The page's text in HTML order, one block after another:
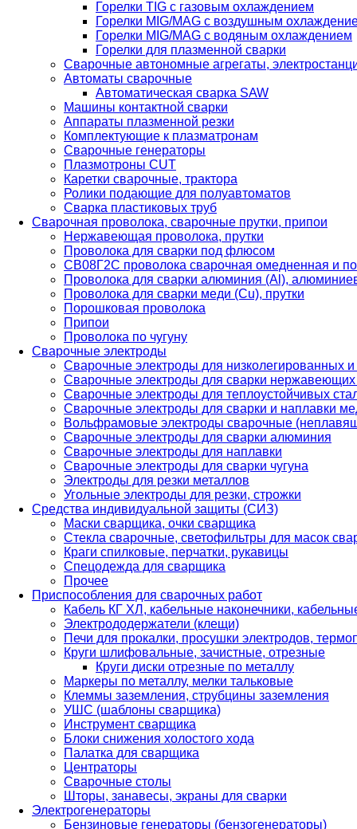
Горелки TIG с газовым охлаждением
Горелки MIG/MAG с воздушным
Горелки MIG/MAG с водяным охлаждением
Горелки для плазменной сварки
Сварочные автономные агрегаты,
Автоматы сварочные
Автоматическая сварка SAW
Машины контактной сварки
Аппараты плазменной резки
Комплектующие к плазматронам
Сварочные генераторы
Плазмотроны CUT
Каретки сварочные, трактора
Ролики подающие для полуавтоматов
Сварка пластиковых труб
Сварочная проволока, сварочные прутки, припои
Нержавеющая проволока, прутки
Проволока для сварки под флюсом
СВ08Г2С проволока сварочная омедненная и
Проволока для сварки алюминия (Al),
Проволока для сварки меди (Cu), прутки
Порошковая проволока
Припои
Проволока по чугуну
Сварочные электроды
Сварочные электроды для низколегированных и
Сварочные электроды для сварки
Сварочные электроды для теплоустойчивых
Сварочные электроды для сварки и наплавки
Вольфрамовые электроды сварочные
Сварочные электроды для сварки алюминия
Сварочные электроды для наплавки
Сварочные электроды для сварки чугуна
Электроды для резки металлов
Угольные электроды для резки, строжки
Средства индивидуальной защиты (СИЗ)
Маски сварщика, очки сварщика
Стекла сварочные, светофильтры для масок
Краги спилковые, перчатки, рукавицы
Спецодежда для сварщика
Прочее
Приспособления для сварочных работ
Кабель КГ ХЛ, кабельные наконечники,
Электрододержатели (клещи)
Печи для прокалки, просушки электродов,
Круги шлифовальные, зачистные, отрезные
Круги диски отрезные по металлу
Маркеры по металлу, мелки тальковые
Клеммы заземления, струбцины заземления
УШС (шаблоны сварщика)
Инструмент сварщика
Блоки снижения холостого хода
Палатка для сварщика
Центраторы
Сварочные столы
Шторы, занавесы, экраны для сварки
Электрогенераторы
Бензиновые генераторы (бензогенераторы)